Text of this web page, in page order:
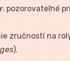
: pozorovateľné
zručností na
).